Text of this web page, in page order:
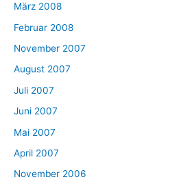
März 2008
Februar 2008
November 2007
August 2007
Juli 2007
Juni 2007
Mai 2007
April 2007
November 2006